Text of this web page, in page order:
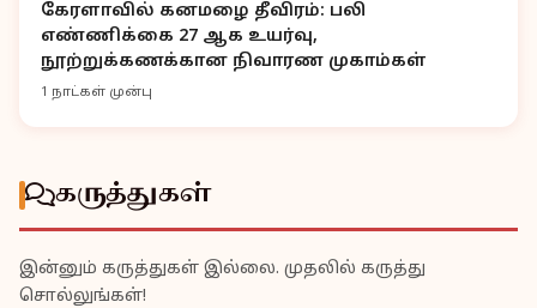
கேரளாவில் கனமழை தீவிரம்: பலி
எண்ணிக்கை 27 ஆக உயர்வு,
நூற்றுக்கணக்கான நிவாரண முகாம்கள்
1 நாட்கள் முன்பு
கருத்துகள்
இன்னும் கருத்துகள் இல்லை. முதலில் கருத்து
சொல்லுங்கள்!